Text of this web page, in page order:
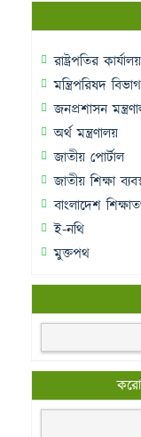
রাষ্ট্রপতির কার্যালয়
মন্ত্রিপরিষদ বিভাগ
জনপ্রশাসন
অর্থ মন্ত্রণালয়
জাতীয় পোর্টাল
জাতীয় শিক্ষা
বাংলাদেশ
ই-নথি
মুক্তপথ